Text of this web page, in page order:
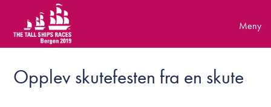
content
Opplev skutefesten fra en skute